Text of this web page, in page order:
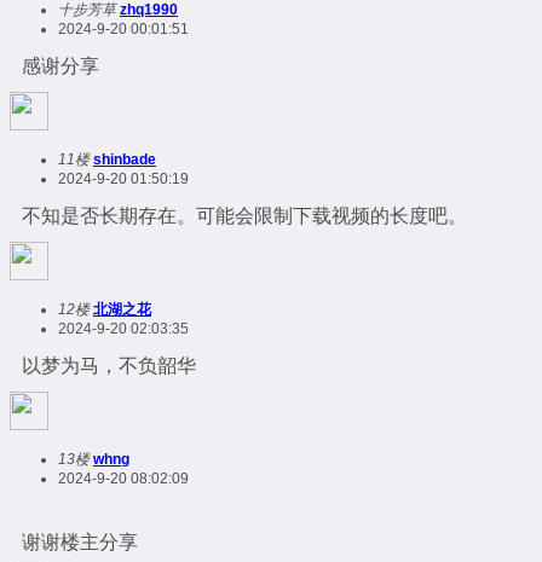
十步芳草 zhq1990
2024-9-20 00:01:51
感谢分享
11楼 shinbade
2024-9-20 01:50:19
不知是否长期存在。可能会限制下载视频的长度吧。
12楼 北湖之花
2024-9-20 02:03:35
以梦为马，不负韶华
13楼 whng
2024-9-20 08:02:09
谢谢楼主分享